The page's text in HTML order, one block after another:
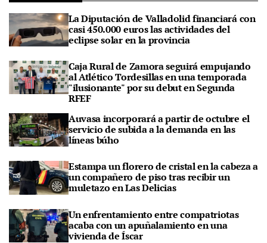
La Diputación de Valladolid financiará con
casi 450.000 euros las actividades del
eclipse solar en la provincia
Caja Rural de Zamora seguirá empujando
al Atlético Tordesillas en una temporada
"ilusionante" por su debut en Segunda
RFEF
Auvasa incorporará a partir de octubre el
servicio de subida a la demanda en las
líneas búho
Estampa un florero de cristal en la cabeza a
un compañero de piso tras recibir un
muletazo en Las Delicias
Un enfrentamiento entre compatriotas
acaba con un apuñalamiento en una
vivienda de Íscar